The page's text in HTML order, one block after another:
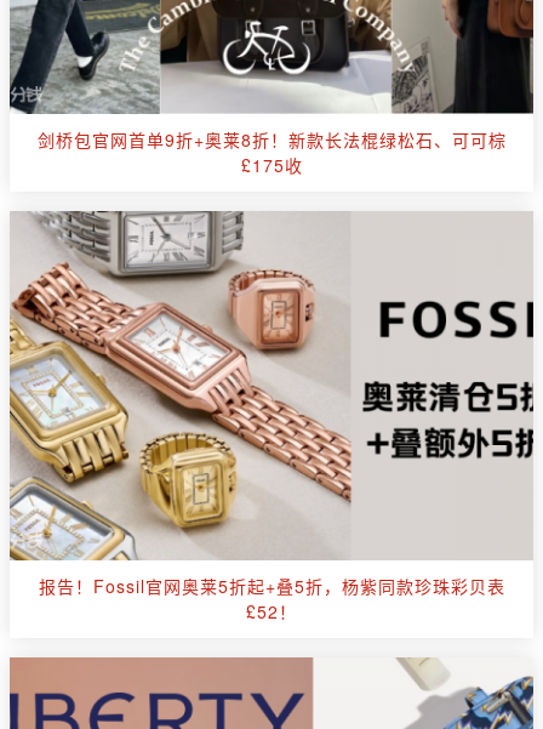
剑桥包官网首单9折+奥莱8折！新款长法棍绿松石、可可棕
£175收
报告！Fossil官网奥莱5折起+叠5折，杨紫同款珍珠彩贝表
£52！